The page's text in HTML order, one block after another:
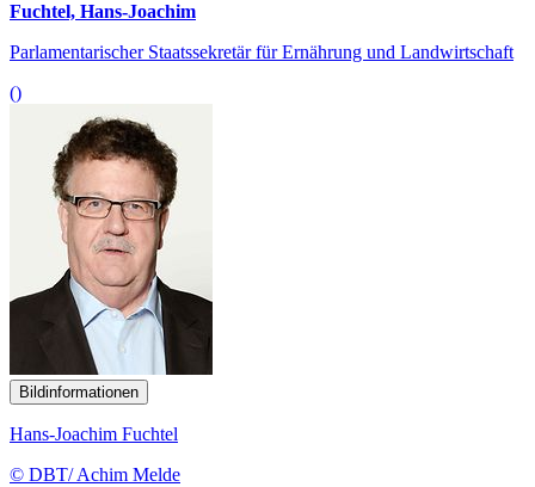
Fuchtel, Hans-Joachim
Parlamentarischer Staatssekretär für Ernährung und Landwirtschaft
()
Bildinformationen
Hans-Joachim Fuchtel
© DBT/ Achim Melde